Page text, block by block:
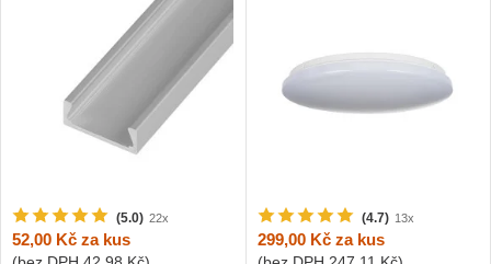
(5.0) 22x
52,00 Kč za kus
(4.7) 13x
299,00 Kčza kus